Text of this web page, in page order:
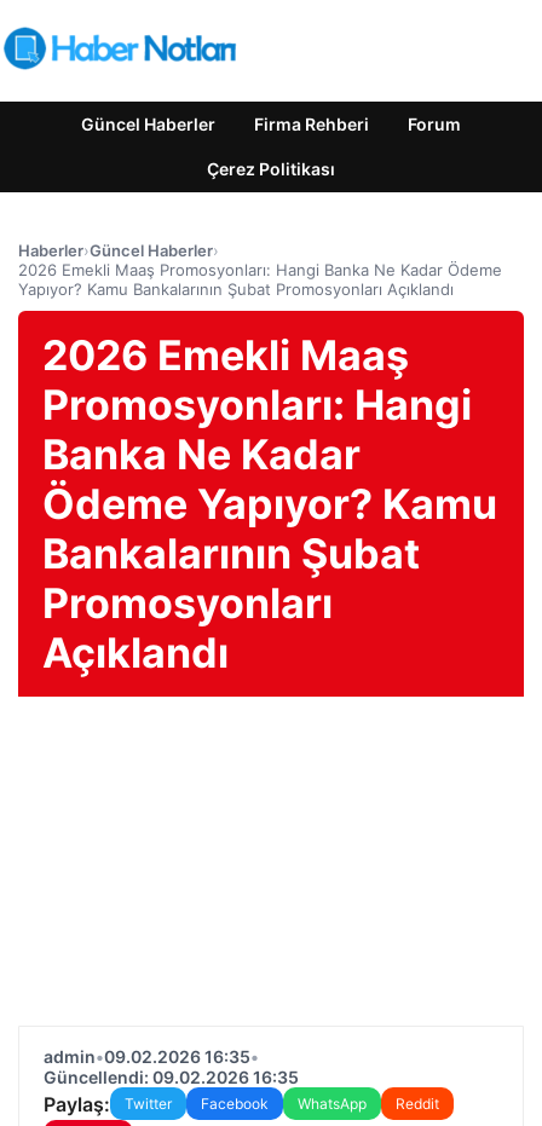
Güncel Haberler Firma Rehberi Forum
Çerez Politikası
Haberler›Güncel Haberler›
2026 Emekli Maaş Promosyonları: Hangi Banka Ne Kadar Ödeme
Yapıyor? Kamu Bankalarının Şubat Promosyonları Açıklandı
2026 Emekli Maaş
Promosyonları: Hangi
Banka Ne Kadar
Ödeme Yapıyor? Kamu
Bankalarının Şubat
Promosyonları
Açıklandı
admin•09.02.2026 16:35•
Güncellendi: 09.02.2026 16:35
Paylaş: Twitter Facebook WhatsApp
Reddit